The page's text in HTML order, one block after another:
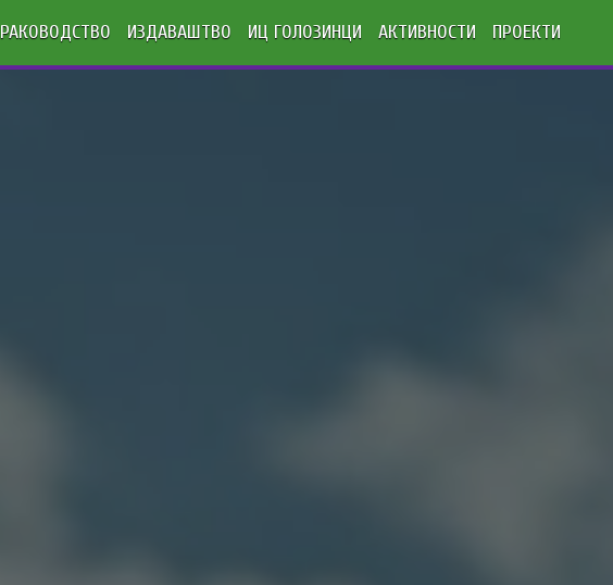
РАКОВОДСТВО ИЗДАВАШТВО ИЦ ГОЛОЗИНЦИ АКТИВНОСТИ ПРОЕКТИ